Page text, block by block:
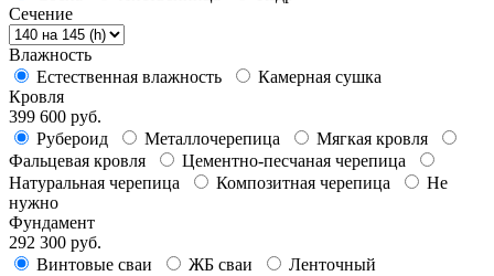
Сечение
Влажность
Естественная влажность
Камерная сушка
Кровля
399 600 руб.
Рубероид
Металлочерепица
Мягкая кровля
Фальцевая кровля
Цементно-песчаная черепица
Натуральная черепица
Композитная черепица
Не
нужно
Фундамент
292 300 руб.
Винтовые сваи
ЖБ сваи
Ленточный